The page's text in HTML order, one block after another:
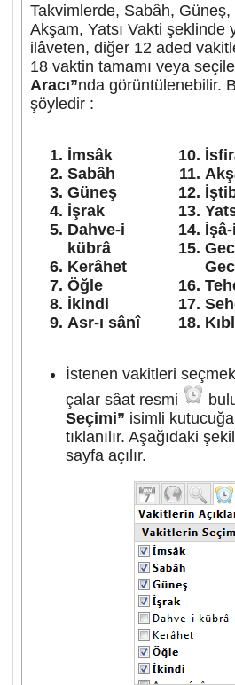
Takvimlerde, Sabâh,
Akşam, Yatsı Vakti şeklinde
ilâveten, diğer 12 aded
18 vaktin tamamı veya
Aracı”nda görüntülenebilir.
şöyledir :
İmsâk
Sabâh
Güneş
İşrak
Dahve-i
kübrâ
Kerâhet
Öğle
İkindi
Asr-ı sânî
İstenen vakitleri
çalar sâat resmi
Seçimi” isimli
tıklanılır. Aşağıdaki
sayfa açılır.